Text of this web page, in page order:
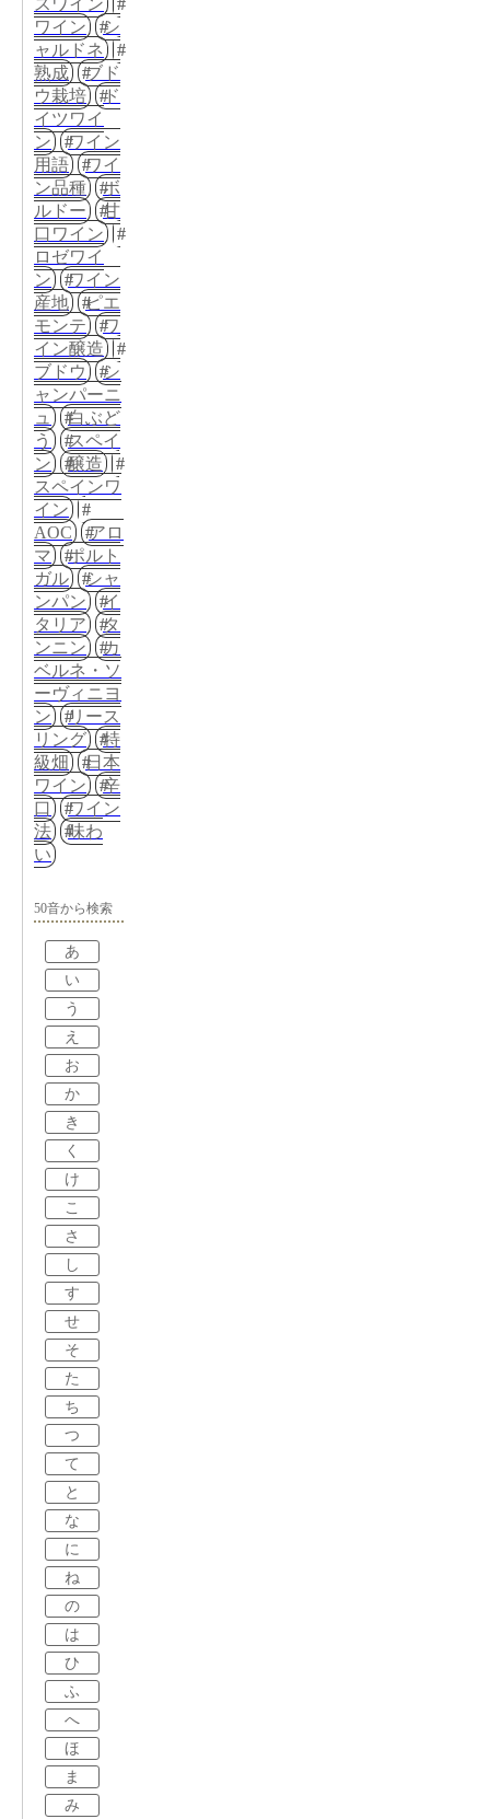
ワイン
シ
ャルドネ
熟成
ブド
ウ栽培
ド
イツワイ
ン
ワイン
用語
ワイ
ン品種
ボ
ルドー
甘
口ワイン
ロゼワイ
ン
ワイン
産地
ピエ
モンテ
ワ
イン醸造
ブドウ
シ
ャンパーニ
ュ
白ぶど
う
スペイ
ン
醸造
スペインワ
イン
AOC
アロ
マ
ポルト
ガル
シャ
ンパン
イ
タリア
タ
ンニン
カ
ベルネ・ソ
ーヴィニヨ
ン
リース
リング
特
級畑
日本
ワイン
辛
口
ワイン
法
味わ
い
50音から検索
あ
い
う
え
お
か
き
く
け
こ
さ
し
す
せ
そ
た
ち
つ
て
と
な
に
ね
の
は
ひ
ふ
へ
ほ
ま
み